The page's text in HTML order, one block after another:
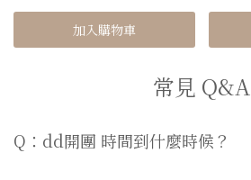
加入購物車
常見 Q&A
Q：dd開團 時間到什麼時候？